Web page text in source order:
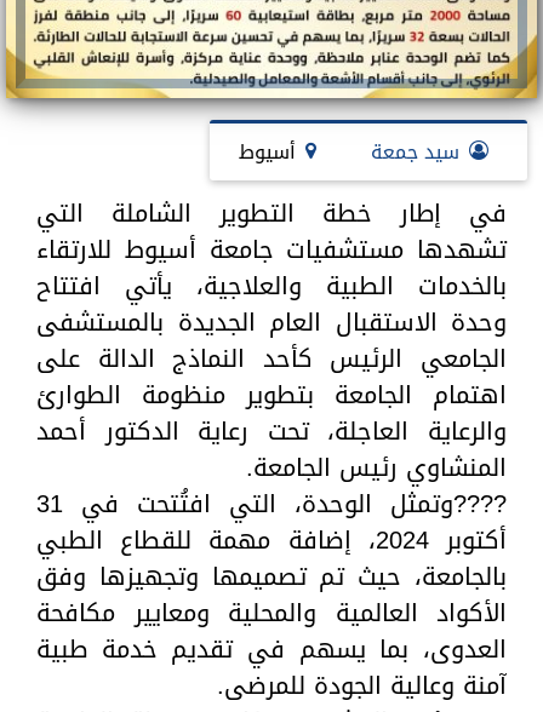
سيد جمعة أسيوط
في إطار خطة التطوير الشاملة التي
تشهدها مستشفيات جامعة أسيوط للارتقاء
بالخدمات الطبية والعلاجية، يأتي افتتاح
وحدة الاستقبال العام الجديدة بالمستشفى
الجامعي الرئيس كأحد النماذج الدالة على
اهتمام الجامعة بتطوير منظومة الطوارئ
والرعاية العاجلة، تحت رعاية الدكتور أحمد
المنشاوي رئيس الجامعة.
????وتمثل الوحدة، التي افتُتحت في 31
أكتوبر 2024، إضافة مهمة للقطاع الطبي
بالجامعة، حيث تم تصميمها وتجهيزها وفق
الأكواد العالمية والمحلية ومعايير مكافحة
العدوى، بما يسهم في تقديم خدمة طبية
آمنة وعالية الجودة للمرضى.